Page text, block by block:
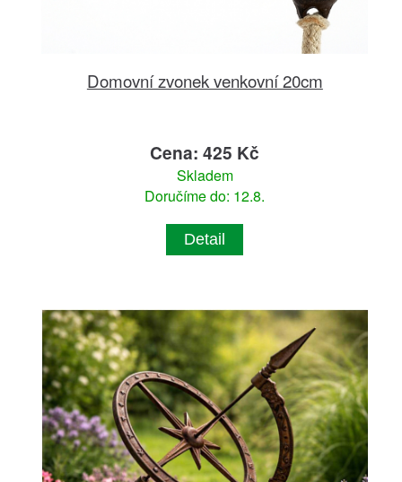
Domovní zvonek venkovní 20cm
Cena: 425 Kč
Skladem
Doručíme do: 12.8.
Detail